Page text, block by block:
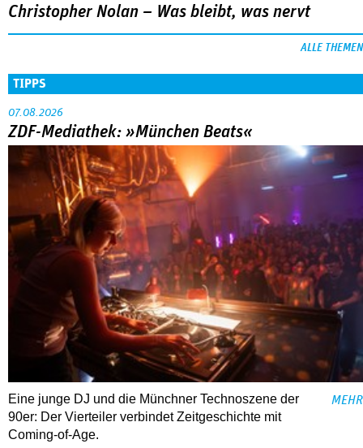
Christopher Nolan – Was bleibt, was nervt
ALLE THEMEN
TIPPS
07.08.2026
ZDF-Mediathek: »München Beats«
Eine junge DJ und die Münchner Technoszene der
90er: Der Vierteiler verbindet Zeitgeschichte mit
Coming-of-Age.
MEHR